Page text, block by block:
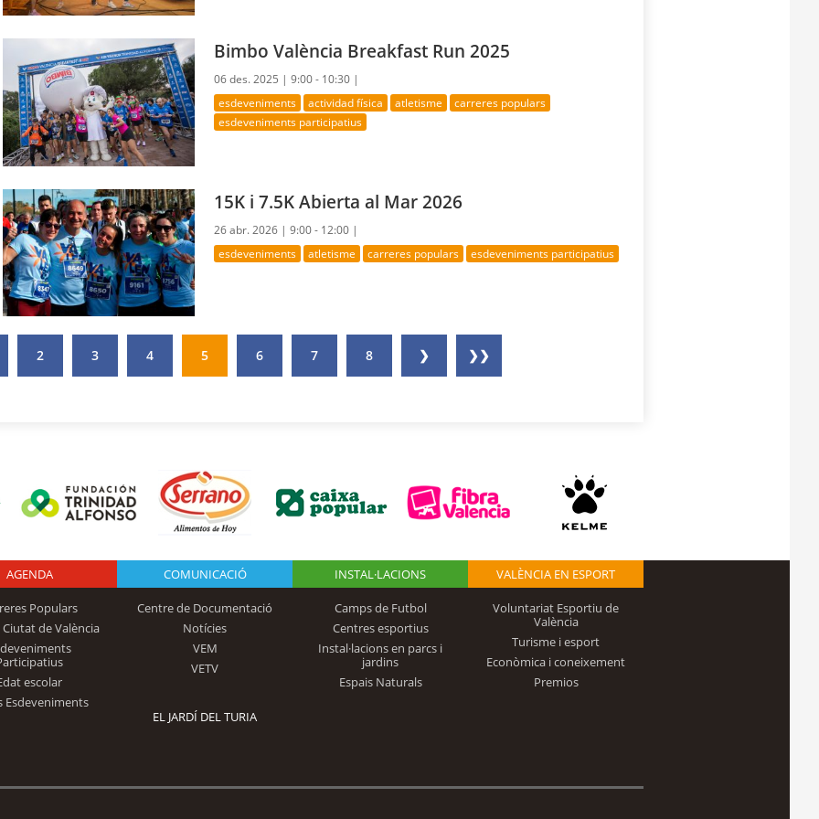
Bimbo València Breakfast Run 2025
06 des. 2025 |9:00 - 10:30 |
esdeveniments actividad física atletisme
carreres populars
esdeveniments participatius
15K i 7.5K Abierta al Mar 2026
26 abr. 2026 |9:00 - 12:00 |
esdeveniments atletisme carreres populars esdeveniments participatius
2 3 4 5 6 7 8 ❯ ❯❯
Logo Fundación
Trinidad Alfonso
AGENDA
Populars
de València
escolar
Esdeveniments
COMUNICACIÓ
Centre de Documentació
Notícies
VEM
VETV
INSTAL·LACIONS
Camps de Futbol
Centres esportius
Instal·lacions en parcs i
jardins
Espais Naturals
VALÈNCIA EN ESPORT
Voluntariat Esportiu de
València
Turisme i esport
Econòmica i coneixement
Premios
EL JARDÍ DEL TURIA